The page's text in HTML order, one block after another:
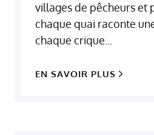
villages de pêcheurs et
chaque quai raconte
chaque crique...
EN SAVOIR PLUS